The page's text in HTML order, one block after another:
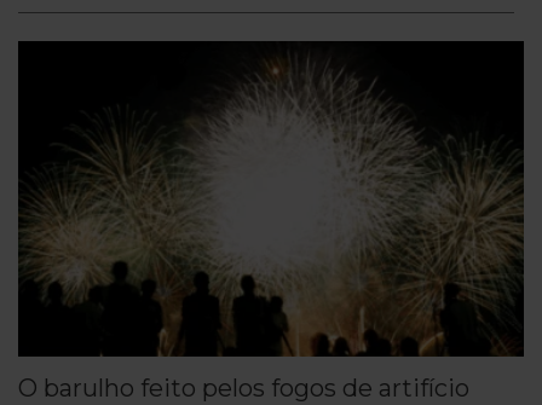
O barulho feito pelos fogos de artifício